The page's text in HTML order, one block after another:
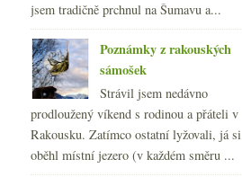
jsem tradičně prchnul na Šumavu a...
Poznámky z rakouských
sámošek
Strávil jsem nedávno
prodloužený víkend s rodinou a přáteli v
Rakousku. Zatímco ostatní lyžovali, já si
oběhl místní jezero (v každém směru ...